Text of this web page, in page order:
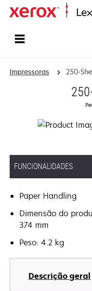
Impressoras 250-
FUNCIONALIDADES
Paper Handling
Dimensão do
374 mm
Peso: 4.2 kg
Descrição geral